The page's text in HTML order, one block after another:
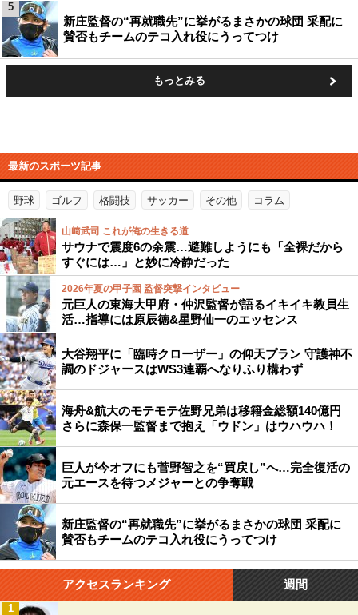
新庄監督の“再就職先”に挙がるまさかの球団 采配に
賛否もチームのテコ入れ役にうってつけ
5
もっとみる
最新のスポーツ記事
野球 ゴルフ 格闘技 サッカー その他 コラム
山﨑武司 これが俺の生きる道
サウナで震度6の余震…避難しようにも「全裸だから
すぐには…」と妙に冷静だった
2026年夏の甲子園 監督突撃インタビュー
元巨人の東海大甲府・仲沢監督が語るイキイキ教員生
活…指導には原辰徳&星野仙一のエッセンス
大谷翔平に「臨時クローザー」の仰天プラン 守護神不
調のドジャースはWS3連覇へなりふり構わず
海舟&航大のモテモテ佐野兄弟は移籍金総額140億円
さらに森保一監督まで抱え「ウドン」はウハウハ！
巨人が今オフにも菅野智之を“買戻し”へ…完全復活の
元エースを待つメジャーとの争奪戦
新庄監督の“再就職先”に挙がるまさかの球団 采配に
賛否もチームのテコ入れ役にうってつけ
アクセスランキング 週間
1